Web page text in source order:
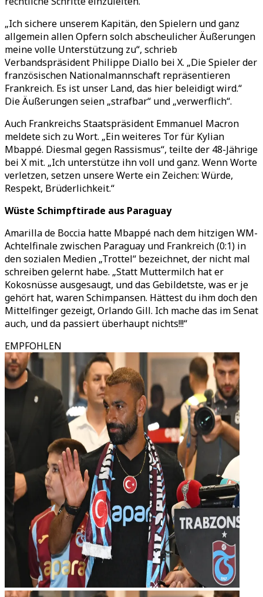
„Ich sichere unserem Kapitän, den Spielern und ganz
allgemein allen Opfern solch abscheulicher Äußerungen
meine volle Unterstützung zu“, schrieb
Verbandspräsident Philippe Diallo bei X. „Die Spieler der
französischen Nationalmannschaft repräsentieren
Frankreich. Es ist unser Land, das hier beleidigt wird.“
Die Äußerungen seien „strafbar“ und „verwerflich“.
Auch Frankreichs Staatspräsident Emmanuel Macron
meldete sich zu Wort. „Ein weiteres Tor für Kylian
Mbappé. Diesmal gegen Rassismus“, teilte der 48-Jährige
bei X mit. „Ich unterstütze ihn voll und ganz. Wenn Worte
verletzen, setzen unsere Werte ein Zeichen: Würde,
Respekt, Brüderlichkeit.“
Wüste Schimpftirade aus Paraguay
Amarilla de Boccia hatte Mbappé nach dem hitzigen WM-
Achtelfinale zwischen Paraguay und Frankreich (0:1) in
den sozialen Medien „Trottel“ bezeichnet, der nicht mal
schreiben gelernt habe. „Statt Muttermilch hat er
Kokosnüsse ausgesaugt, und das Gebildetste, was er je
gehört hat, waren Schimpansen. Hättest du ihm doch den
Mittelfinger gezeigt, Orlando Gill. Ich mache das im Senat
auch, und da passiert überhaupt nichts!!!“
EMPFOHLEN